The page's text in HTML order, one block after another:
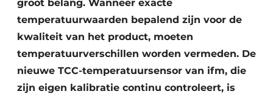
groot belang. Wanneer exacte
temperatuurwaarden bepalend zijn voor de
kwaliteit van het product, moeten
temperatuurverschillen worden vermeden. De
nieuwe TCC-temperatuursensor van ifm, die
zijn eigen kalibratie continu controleert, is